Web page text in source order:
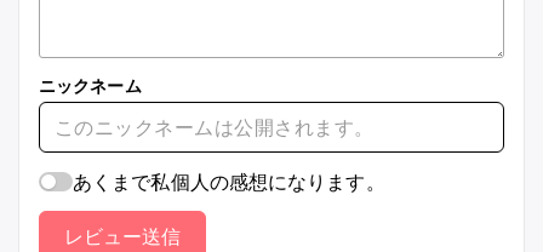
ニックネーム
あくまで私個人の感想になります。
レビュー送信